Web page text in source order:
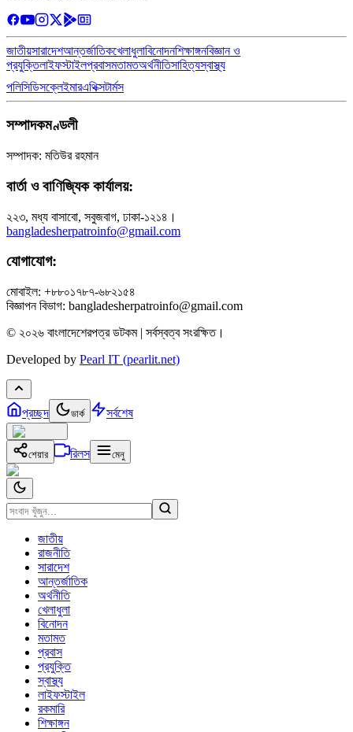
জাতীয়সারাদেশআন্তর্জাতিকখেলাধুলাবিনোদনশিক্ষাঙ্গনবিজ্ঞান ও
প্রযুক্তিলাইফস্টাইলপ্রবাসমতামতঅর্থনীতিসাহিত্যস্বাস্থ্য
পলিসিডিসক্লেইমারএথিক্সটার্মস
সম্পাদকমণ্ডলী
সম্পাদক: মতিউর রহমান
বার্তা ও বাণিজ্যিক কার্যালয়:
২২৩, মধ্য বাসাবো, সবুজবাগ, ঢাকা-১২১৪।
bangladesherpatroinfo@gmail.com
যোগাযোগ:
মোবাইল: +৮৮০১৭৮৭-৬৮২১৫৪
বিজ্ঞাপন বিভাগ: bangladesherpatroinfo@gmail.com
© ২০২৬ বাংলাদেশেরপত্র ডটকম | সর্বস্বত্ব সংরক্ষিত।
Developed by Pearl IT (pearlit.net)
প্রচ্ছদ ডার্ক সর্বশেষ
শেয়ার রিলস মেনু
জাতীয়
রাজনীতি
সারাদেশ
আন্তর্জাতিক
অর্থনীতি
খেলাধুলা
বিনোদন
মতামত
প্রবাস
প্রযুক্তি
স্বাস্থ্য
লাইফস্টাইল
রকমারি
শিক্ষাঙ্গন